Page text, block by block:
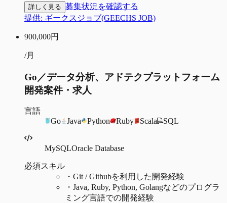
詳しく見る 募集状況を確認する
提供: ギークスジョブ(GEECHS JOB)
900,000円
/月
Go／データ分析、アドテクプラットフォーム
開発案件・求人
言語
Go
Java Python Ruby Scala SQL
MySQLOracle Database
必須スキル
・ Git / Githubを利用した開発経験
・ Java, Ruby, Python, Golangなどのプログラ
ミング言語での開発経験